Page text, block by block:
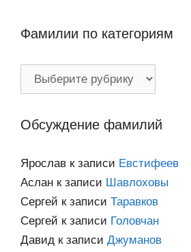
Фамилии по категориям
Обсуждение фамилий
Ярослав к записи Евстифеев
Аслан к записи Шавлоховы
Сергей к записи Таравков
Сергей к записи Головчан
Давид к записи Джуманов